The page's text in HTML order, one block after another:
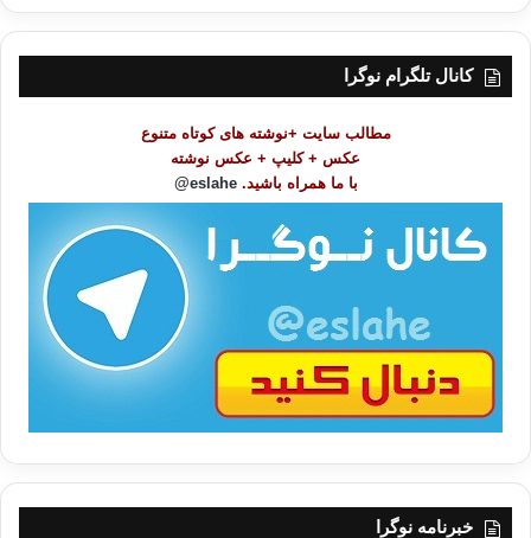
ر
کانال تلگرام نوگرا
مطالب سایت +نوشته های کوتاه متنوع
عکس + کلیپ + عکس نوشته
با ما همراه باشید. eslahe@
خبرنامه نوگرا